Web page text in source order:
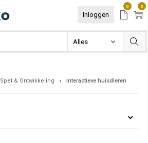
Inloggen
0 0
Spel & Ontwikkeling Interactieve huisdieren